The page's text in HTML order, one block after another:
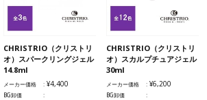
CHRISTRIO（クリストリ
オ）スパークリングジェル
14.8ml
メーカー価格 ¥4,400
BG卸価
CHRISTRIO（クリストリ
オ）スカルプチュアジェル
30ml
メーカー価格 ¥6,200
BG卸価